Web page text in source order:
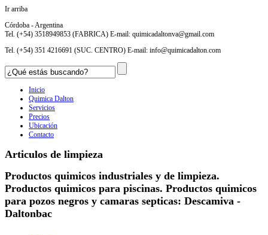
Ir arriba
Córdoba - Argentina
Tel. (+54) 3518949853 (FABRICA) E-mail: quimicadaltonva@gmail.com
Tel. (+54) 351 4216691 (SUC. CENTRO) E-mail: info@quimicadalton.com
Inicio
Quimica Dalton
Servicios
Precios
Ubicación
Contacto
Articulos de limpieza
Productos quimicos industriales y de limpieza.
Productos quimicos para piscinas. Productos quimicos
para pozos negros y camaras septicas: Descamiva -
Daltonbac